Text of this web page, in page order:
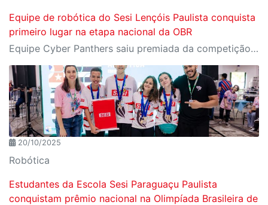
Equipe de robótica do Sesi Lençóis Paulista conquista
primeiro lugar na etapa nacional da OBR
Equipe Cyber Panthers saiu premiada da competição que ocorreu entre os dias 15 e 19 de outubro no Espírito Santo
20/10/2025
Robótica
Estudantes da Escola Sesi Paraguaçu Paulista
conquistam prêmio nacional na Olimpíada Brasileira de